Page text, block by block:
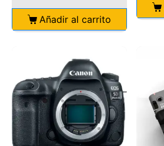
Añadir al carrito